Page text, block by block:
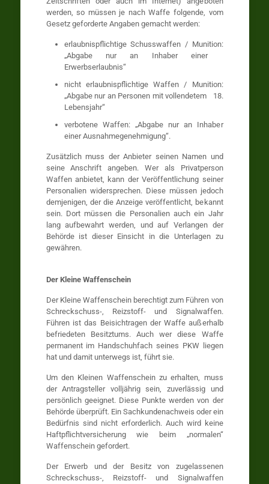
werden, so müssen je nach Waffe folgende, vom
Gesetz geforderte Angaben gemacht werden:
erlaubnispflichtige Schusswaffen / Munition:
„Abgabe nur an Inhaber einer
Erwerbserlaubnis“
nicht erlaubnispflichtige Waffen / Munition:
„Abgabe nur an Personen mit vollendetem 18.
Lebensjahr“
verbotene Waffen: „Abgabe nur an Inhaber
einer Ausnahmegenehmigung“.
Zusätzlich muss der Anbieter seinen Namen und
seine Anschrift angeben. Wer als Privatperson
Waffen anbietet, kann der Veröffentlichung seiner
Personalien widersprechen. Diese müssen jedoch
demjenigen, der die Anzeige veröffentlicht, bekannt
sein. Dort müssen die Personalien auch ein Jahr
lang aufbewahrt werden, und auf Verlangen der
Behörde ist dieser Einsicht in die Unterlagen zu
gewähren.
Der Kleine Waffenschein
Der Kleine Waffenschein berechtigt zum Führen von
Schreckschuss-, Reizstoff- und Signalwaffen.
Führen ist das Beisichtragen der Waffe außerhalb
befriedeten Besitztums. Auch wer diese Waffe
permanent im Handschuhfach seines PKW liegen
hat und damit unterwegs ist, führt sie.
Um den Kleinen Waffenschein zu erhalten, muss
der Antragsteller volljährig sein, zuverlässig und
persönlich geeignet. Diese Punkte werden von der
Behörde überprüft. Ein Sachkundenachweis oder ein
Bedürfnis sind nicht erforderlich. Auch wird keine
Haftpflichtversicherung wie beim „normalen“
Waffenschein gefordert.
Der Erwerb und der Besitz von zugelassenen
Schreckschuss-, Reizstoff- und Signalwaffen